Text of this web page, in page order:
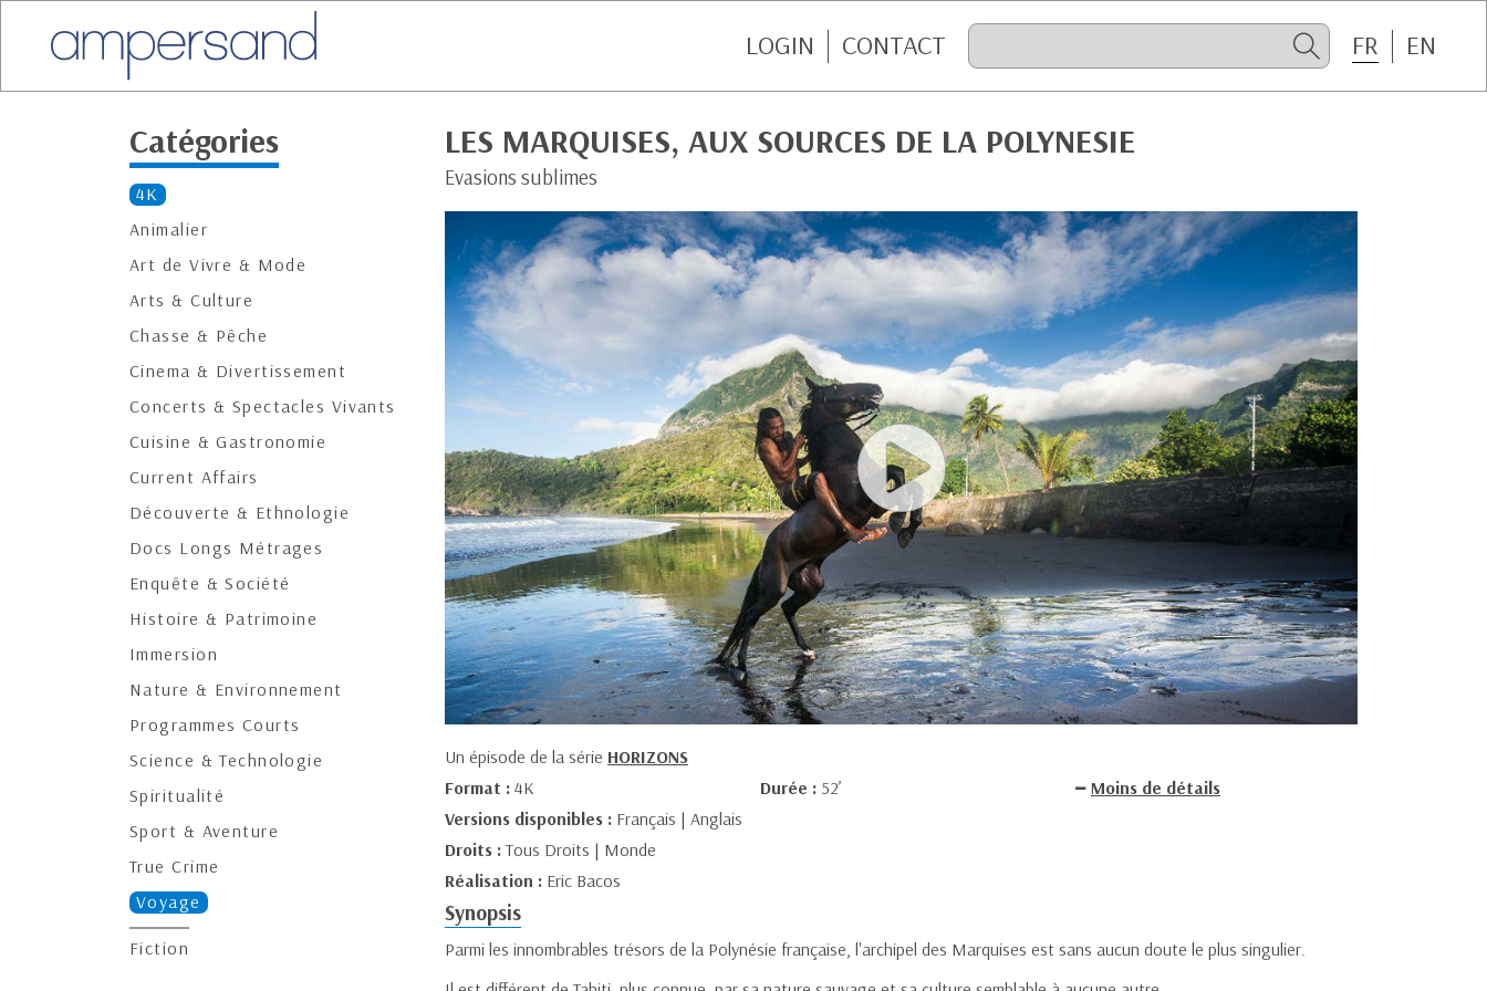
LOGIN CONTACT FR EN
Catégories
4K
Animalier
Art de Vivre & Mode
Arts & Culture
Chasse & Pêche
Cinema & Divertissement
Concerts & Spectacles Vivants
Cuisine & Gastronomie
Current Affairs
Découverte & Ethnologie
Docs Longs Métrages
Enquête & Société
Histoire & Patrimoine
Immersion
Nature & Environnement
Programmes Courts
Science & Technologie
Spiritualité
Sport & Aventure
True Crime
Voyage
Fiction
LES MARQUISES, AUX SOURCES DE LA POLYNESIE
Evasions sublimes
Un épisode de la série HORIZONS
Format : 4K Durée : 52’
Moins de détails
Versions disponibles : Français | Anglais
Droits :Tous Droits | Monde
Réalisation : Eric Bacos
Synopsis
Parmi les innombrables trésors de la Polynésie française, l'archipel des Marquises est sans aucun doute le plus singulier.